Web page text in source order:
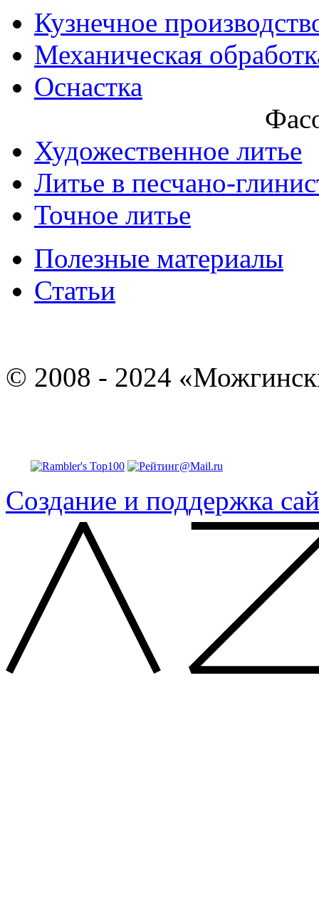
Кузнечное
Механическая
Оснастка
Художественное литье
Литье в песчано-
Точное литье
Полезные материалы
Статьи
© 2008 - 2024
Создание и поддержка